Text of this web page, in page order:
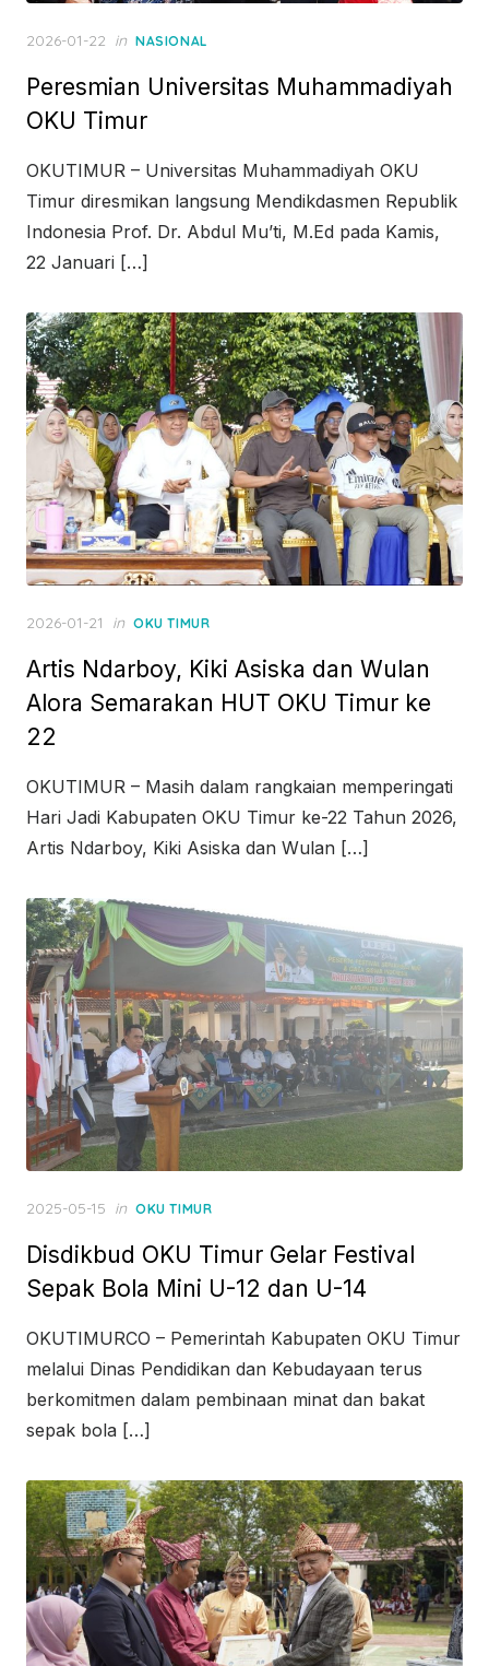
Posted
2026-01-22 in NASIONAL
Peresmian Universitas Muhammadiyah
OKU Timur
OKUTIMUR – Universitas Muhammadiyah OKU
Timur diresmikan langsung Mendikdasmen Republik
Indonesia Prof. Dr. Abdul Mu’ti, M.Ed pada Kamis,
22 Januari […]
Posted
2026-01-21 in OKU TIMUR
Artis Ndarboy, Kiki Asiska dan Wulan
Alora Semarakan HUT OKU Timur ke
22
OKUTIMUR – Masih dalam rangkaian memperingati
Hari Jadi Kabupaten OKU Timur ke-22 Tahun 2026,
Artis Ndarboy, Kiki Asiska dan Wulan […]
Posted
2025-05-15 in OKU TIMUR
Disdikbud OKU Timur Gelar Festival
Sepak Bola Mini U-12 dan U-14
OKUTIMURCO – Pemerintah Kabupaten OKU Timur
melalui Dinas Pendidikan dan Kebudayaan terus
berkomitmen dalam pembinaan minat dan bakat
sepak bola […]